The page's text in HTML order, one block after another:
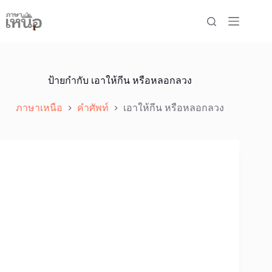
to
content
ป้ายกำกับ เอาให้กีน หรือหลอกลวง
ภาษาเหนือ คำศัพท์ เอาให้กีน หรือหลอกลวง